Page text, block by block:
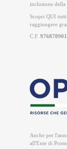
inclusione della
Scopri QUI tutti
raggiungere
C.F.
Anche per
all'Ente di